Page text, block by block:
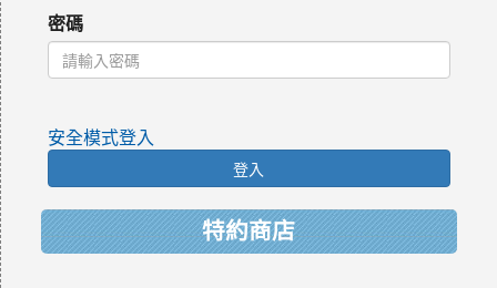
密碼
安全模式登入
登入
特約商店